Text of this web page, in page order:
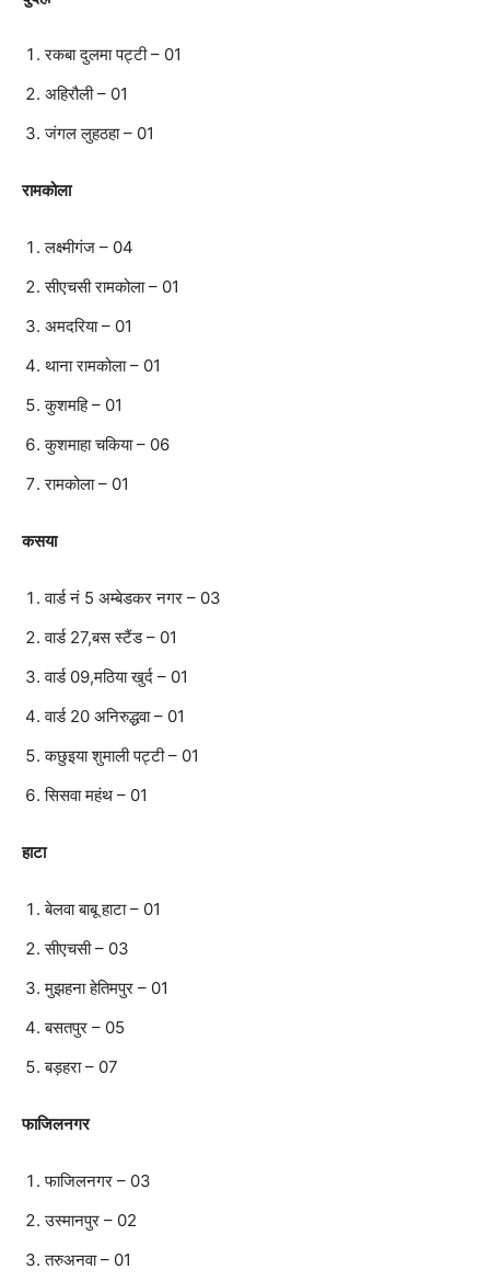
रकबा दुलमा पट्टी – 01
अहिरौली – 01
जंगल लुहठहा – 01
रामकोला
लक्ष्मीगंज – 04
सीएचसी रामकोला – 01
अमदरिया – 01
थाना रामकोला – 01
कुशमहि – 01
कुशमाहा चकिया – 06
रामकोला – 01
कसया
वार्ड नं 5 अम्बेडकर नगर – 03
वार्ड 27,बस स्टैंड – 01
वार्ड 09,मठिया खुर्द – 01
वार्ड 20 अनिरुद्धवा – 01
कछुइया शुमाली पट्टी – 01
सिसवा महंथ – 01
हाटा
बेलवा बाबू हाटा – 01
सीएचसी – 03
मुझहना हेतिमपुर – 01
बसतपुर – 05
बड़हरा – 07
फाजिलनगर
फाजिलनगर – 03
उस्मानपुर – 02
तरुअनवा – 01